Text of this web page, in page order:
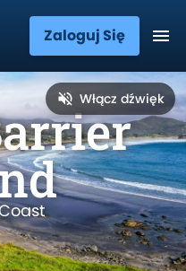
Zaloguj Się
Włącz dźwięk